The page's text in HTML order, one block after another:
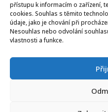
přístupu k informacím o zařízení,
cookies. Souhlas s těmito
údaje, jako je chování při
Nesouhlas nebo odvolání
vlastnosti a funkce.
•
VŠEOBECNÉ
© 2021 Žehli.cz – Na